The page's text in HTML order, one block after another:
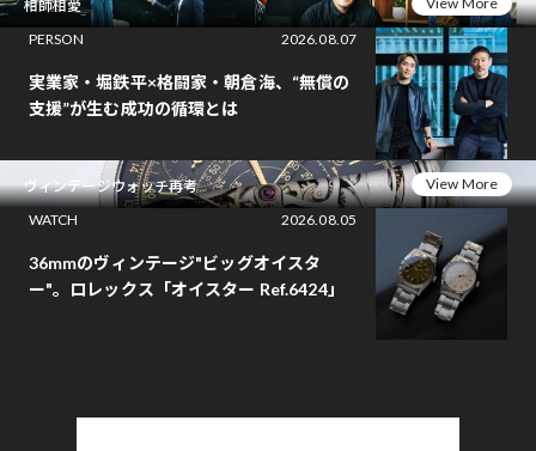
相師相愛
PERSON
2026.08.07
実業家・堀鉄平×格闘家・朝倉海、“無償の
支援”が生む成功の循環とは
ヴィンテージウォッチ再考
View More
WATCH
2026.08.05
36mmのヴィンテージ"ビッグオイスタ
ー"。ロレックス「オイスター Ref.6424」